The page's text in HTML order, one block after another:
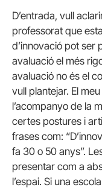
D’entrada, vull
professorat que
d’innovació pot ser
avaluació el més
avaluació no és el
vull plantejar. El
l’acompanyo de la
certes postures i
frases com:
fa 30 o 50 anys”.
presentar com a
l’espai. Si una